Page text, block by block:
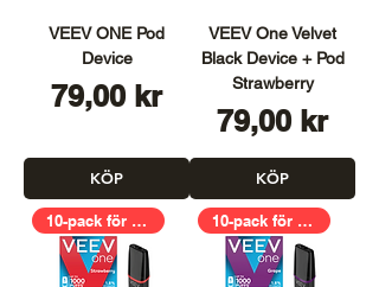
VEEV ONE Pod
Device
Pris
79,00 kr
KÖP
VEEV One Velvet
Black Device + Pod
Strawberry
Pris
79,00 kr
KÖP
10-pack för 399,00kr 10-pack för 399,00kr